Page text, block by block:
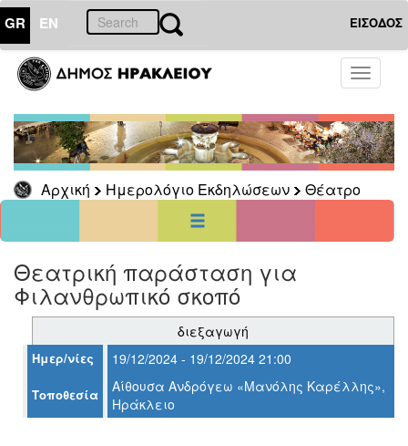
GR EN ΕΙΣΟΔΟΣ
Toggle
Αρχική Ημερολόγιο Εκδηλώσεων Θέατρο
01Αύγουστος
2026
Κυρ Δευ Τρι Τετ Πεμ Παρ Σαβ
1
2
9
10 11 12 13 14
15
22
<<
σήμερα >>
ΗΜΕΡΟΛΟΓΙΟ
ΕΚΔΗΛΩΣΕΩΝ
Θέατρο
Θεατρική παράσταση για
Φιλανθρωπικό σκοπό
διεξαγωγή
Ημερ/νίες 19/12/2024 - 19/12/2024 21:00
Τοποθεσία
Αίθουσα Ανδρόγεω «Μανόλης Καρέλλης»,
Ηράκλειο